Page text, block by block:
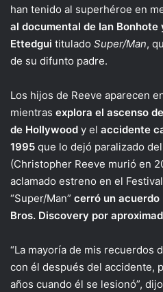
han tenido al superhéroe en
al documental de Ian Bonhote
Ettedgui titulado Super/Man,
de su difunto padre.
Los hijos de Reeve aparecen
mientras explora el ascenso
de Hollywood y el accidente
1995 que lo dejó paralizado
(Christopher Reeve murió en
aclamado estreno en el
“Super/Man” cerró un acuerdo
Bros. Discovery por
“La mayoría de mis recuerdos
con él después del accidente,
años cuando él se lesionó”,